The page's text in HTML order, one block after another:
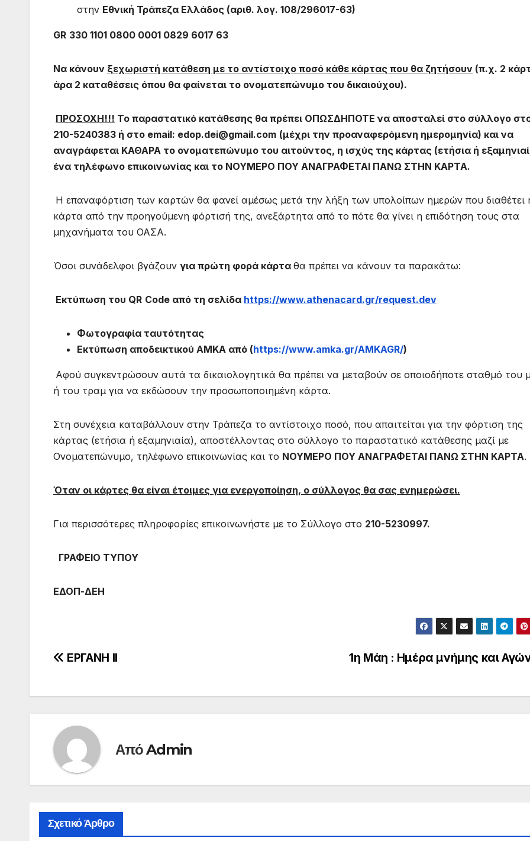
στην Εθνική Τράπεζα Ελλάδος (αριθ. λογ. 108/296017-63)
GR 330 1101 0800 0001 0829 6017 63
Να κάνουν ξεχωριστή κατάθεση με το αντίστοιχο ποσό κάθε κάρτας που θα ζητήσουν (π.χ. 2
άρα 2 καταθέσεις όπου θα φαίνεται το ονοματεπώνυμο του δικαιούχου).
ΠΡΟΣΟΧΗ!!! Το παραστατικό κατάθεσης θα πρέπει ΟΠΩΣΔΗΠΟΤΕ να αποσταλεί στο σύλλογο
210-5240383 ή στο email: edop.dei@gmail.com (μέχρι την προαναφερόμενη ημερομηνία) και να
αναγράφεται ΚΑΘΑΡΑ το ονοματεπώνυμο του αιτούντος, η ισχύς της κάρτας (ετήσια ή
ένα τηλέφωνο επικοινωνίας και το ΝΟΥΜΕΡΟ ΠΟΥ ΑΝΑΓΡΑΦΕΤΑΙ ΠΑΝΩ ΣΤΗΝ ΚΑΡΤΑ.
Η επαναφόρτιση των καρτών θα φανεί αμέσως μετά την λήξη των υπολοίπων ημερών που διαθέτει
κάρτα από την προηγούμενη φόρτισή της, ανεξάρτητα από το πότε θα γίνει η επιδότηση τους στα
μηχανήματα του ΟΑΣΑ.
Όσοι συνάδελφοι βγάζουν για πρώτη φορά κάρτα θα πρέπει να κάνουν τα παρακάτω:
Εκτύπωση του QR Code από τη σελίδα https://www.athenacard.gr/request.dev
Φωτογραφία ταυτότητας
Εκτύπωση αποδεικτικού ΑΜΚΑ από (https://www.amka.gr/AMKAGR/)
Αφού συγκεντρώσουν αυτά τα δικαιολογητικά θα πρέπει να μεταβούν σε οποιοδήποτε σταθμό του
ή του τραμ για να εκδώσουν την προσωποποιημένη κάρτα.
Στη συνέχεια καταβάλλουν στην Τράπεζα το αντίστοιχο ποσό, που απαιτείται για την φόρτιση της
κάρτας (ετήσια ή εξαμηνιαία), αποστέλλοντας στο σύλλογο το παραστατικό κατάθεσης μαζί με
Ονοματεπώνυμο, τηλέφωνο επικοινωνίας και το ΝΟΥΜΕΡΟ ΠΟΥ ΑΝΑΓΡΑΦΕΤΑΙ ΠΑΝΩ ΣΤΗΝ ΚΑΡΤΑ.
Όταν οι κάρτες θα είναι έτοιμες για ενεργοποίηση, ο σύλλογος θα σας ενημερώσει.
Για περισσότερες πληροφορίες επικοινωνήστε με το Σύλλογο στο 210-5230997.
ΓΡΑΦΕΙΟ ΤΥΠΟΥ
ΕΔΟΠ-ΔΕΗ
Πλοήγηση
1η Μάη : Ημέρα μνήμης και
ΕΡΓΑΝΗ ΙΙ
ΑπόAdmin
Σχετικό Άρθρο